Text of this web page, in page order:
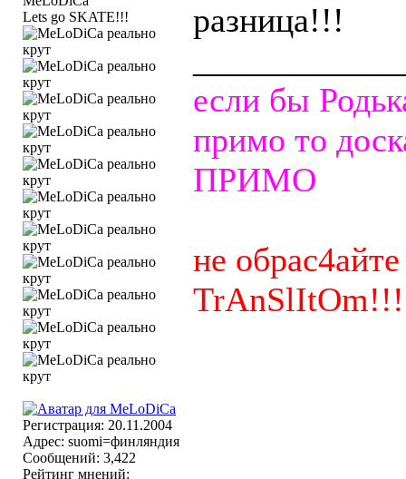
Lets go SKATE!!!
Регистрация: 20.11.2004
Адрес: suomi=финляндия
Сообщений: 3,422
Рейтинг мнений:
разница!!!
если бы
примо то
ПРИМО
не
TrAnSlItOm!!!